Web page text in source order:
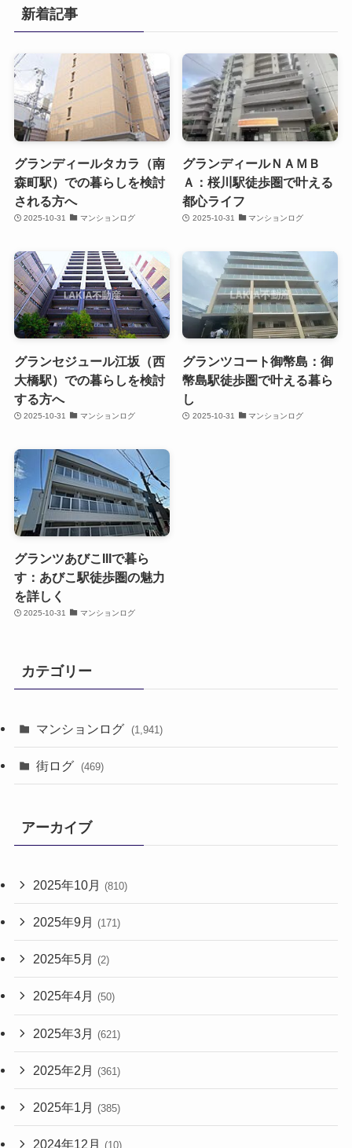
新着記事
グランディールタカラ（南
森町駅）での暮らしを検討
される方へ
2025-10-31 マンションログ
グランディールＮＡＭＢ
Ａ：桜川駅徒歩圏で叶える
都心ライフ
2025-10-31 マンションログ
グランセジュール江坂（西
大橋駅）での暮らしを検討
する方へ
2025-10-31 マンションログ
グランツコート御幣島：御
幣島駅徒歩圏で叶える暮ら
し
2025-10-31 マンションログ
グランツあびこIIIで暮ら
す：あびこ駅徒歩圏の魅力
を詳しく
2025-10-31 マンションログ
カテゴリー
マンションログ (1,941)
街ログ (469)
アーカイブ
2025年10月 (810)
2025年9月 (171)
2025年5月 (2)
2025年4月 (50)
2025年3月 (621)
2025年2月 (361)
2025年1月 (385)
2024年12月 (10)